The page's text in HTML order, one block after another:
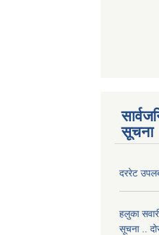
सूचना
दररेट
हलुका
सूचना ..